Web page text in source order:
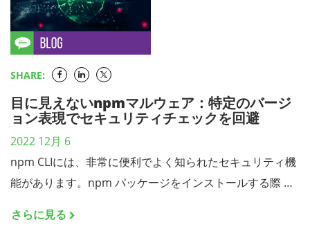
SHARE:
目に見えないnpmマルウェア：特定のバージ
ョン表現でセキュリティチェックを回避
2022 12月 6
npm CLIには、非常に便利でよく知られたセキュリティ機
能があります。npm パッケージをインストールする際 …
さらに見る